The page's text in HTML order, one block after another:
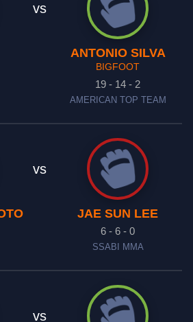
vs
ANTONIO SILVA
BIGFOOT
19 - 14 - 2
AMERICAN TOP TEAM
vs
JAE SUN LEE
6 - 6 - 0
SSABI MMA
vs